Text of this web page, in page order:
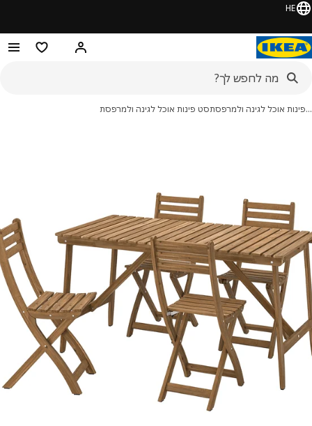
HE
היי! התחברו או הירשמו
מוצרים
אוכל לגינה ולמרפסתסט פינות אוכל לגינה ולמרפסת